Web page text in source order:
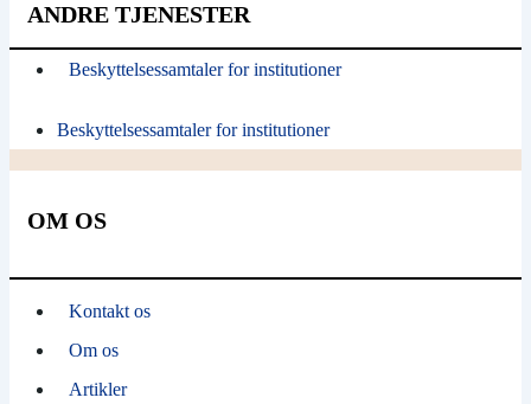
ANDRE TJENESTER
Beskyttelsessamtaler for institutioner
Beskyttelsessamtaler for institutioner
OM OS
Kontakt os
Om os
Artikler